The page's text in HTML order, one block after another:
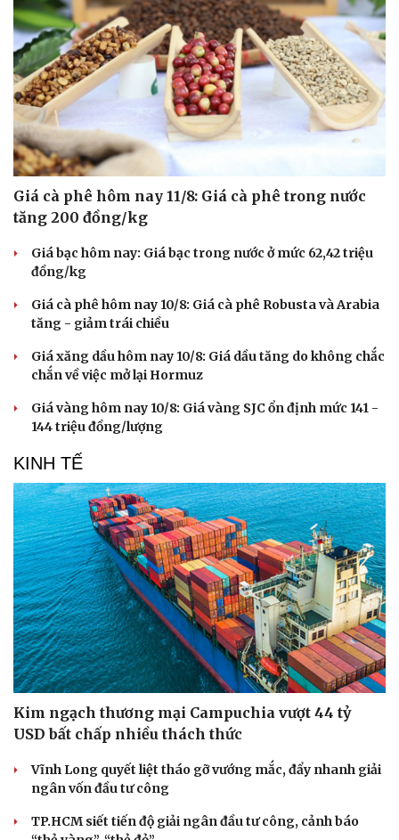
Phòng mạch online
Ăn sạch sống khỏe
Giá cà phê hôm nay 11/8: Giá cà phê trong nước
tăng 200 đồng/kg
Giá bạc hôm nay: Giá bạc trong nước ở mức 62,42 triệu
đồng/kg
Giá cà phê hôm nay 10/8: Giá cà phê Robusta và Arabia
tăng - giảm trái chiều
Giá xăng dầu hôm nay 10/8: Giá dầu tăng do không chắc
chắn về việc mở lại Hormuz
Giá vàng hôm nay 10/8: Giá vàng SJC ổn định mức 141 -
144 triệu đồng/lượng
KINH TẾ
Kim ngạch thương mại Campuchia vượt 44 tỷ
USD bất chấp nhiều thách thức
Vĩnh Long quyết liệt tháo gỡ vướng mắc, đẩy nhanh giải
ngân vốn đầu tư công
TP.HCM siết tiến độ giải ngân đầu tư công, cảnh báo